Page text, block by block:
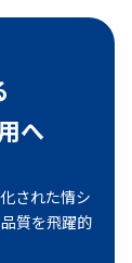
へ
された情シ
質を飛躍的